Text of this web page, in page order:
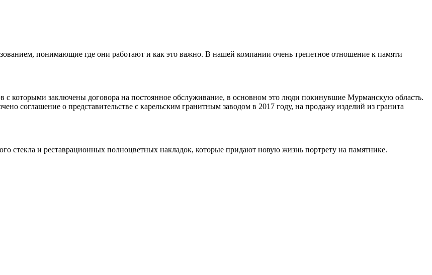
понимающие где они работают и как это важно. В нашей компании очень трепетное отношение к памяти
с которыми заключены договора на постоянное обслуживание, в основном это люди покинувшие Мурманскую область.
соглашение о представительстве с карельским гранитным заводом в 2017 году, на продажу изделий из гранита
стекла и реставрационных полноцветных накладок, которые придают новую жизнь портрету на памятнике.